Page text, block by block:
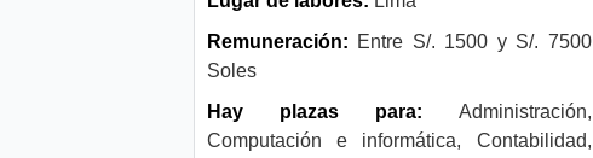
Remuneración: Entre S/. 1500 y S/. 7500
Soles
Hay plazas para: Administración,
Computación e informática, Contabilidad,